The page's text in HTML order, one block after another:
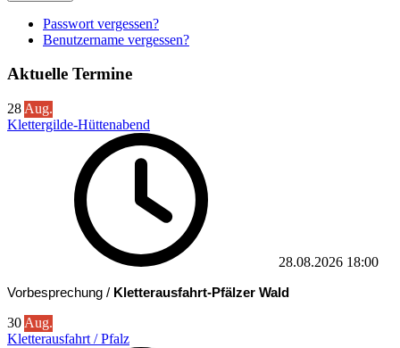
Passwort vergessen?
Benutzername vergessen?
Aktuelle Termine
28 Aug.
Klettergilde-Hüttenabend
28.08.2026 18:00
Vorbesprechung / Kletterausfahrt-Pfälzer Wald
30 Aug.
Kletterausfahrt / Pfalz